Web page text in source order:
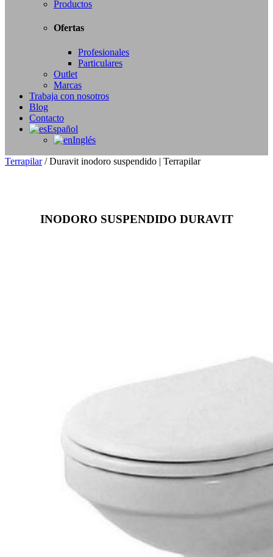
Productos
Ofertas
Profesionales
Particulares
Outlet
Marcas
Trabaja con nosotros
Blog
Contacto
Español
Inglés
Terrapilar/Duravit inodoro suspendido | Terrapilar
INODORO SUSPENDIDO DURAVIT